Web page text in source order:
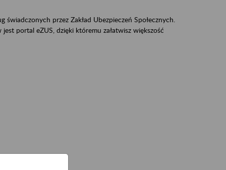
przez Zakład Ubezpieczeń Społecznych.
portal eZUS, dzięki któremu załatwisz większość